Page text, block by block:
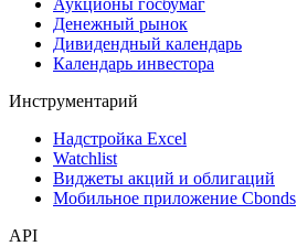
Денежный рынок
Дивидендный календарь
Календарь инвестора
Инструментарий
Надстройка Excel
Watchlist
Виджеты акций и облигаций
Мобильное приложение Cbonds
API